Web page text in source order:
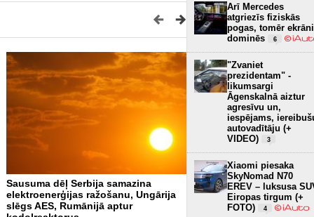
Sausuma dēļ Serbija samazina
elektroenerģijas ražošanu, Ungārija
slēgs AES, Rumānijā aptur
EK rosina padarīt Eiropu
pirmo kontinentu, ko
elektroenerģija
20
Arī Mercedes
atgriezīs fiziskās
pogas, tomēr ekrāni
dominēs
6
"Zvaniet
prezidentam" -
likumsargi
Āgenskalnā aiztur
agresīvu un,
iespējams,
autovadītāju (+
VIDEO)
3
Xiaomi piesaka
SkyNomad N70
EREV – luksusa
Eiropas tirgum (+
FOTO)
4